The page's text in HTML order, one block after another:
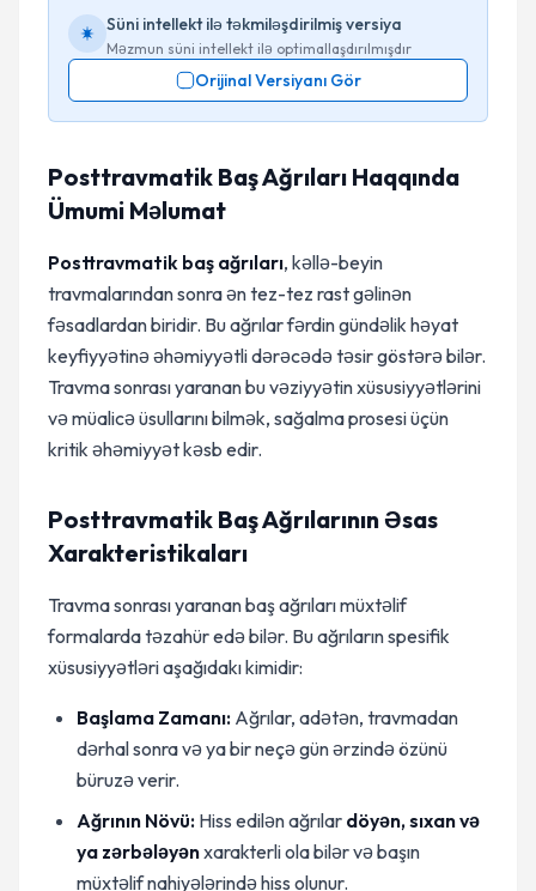
Süni intellekt ilə təkmiləşdirilmiş versiya
Məzmun süni intellekt ilə optimallaşdırılmışdır
Orijinal Versiyanı Gör
Posttravmatik Baş Ağrıları Haqqında
Ümumi Məlumat
Posttravmatik baş ağrıları, kəllə-beyin
travmalarından sonra ən tez-tez rast gəlinən
fəsadlardan biridir. Bu ağrılar fərdin gündəlik həyat
keyfiyyətinə əhəmiyyətli dərəcədə təsir göstərə bilər.
Travma sonrası yaranan bu vəziyyətin xüsusiyyətlərini
və müalicə üsullarını bilmək, sağalma prosesi üçün
kritik əhəmiyyət kəsb edir.
Posttravmatik Baş Ağrılarının Əsas
Xarakteristikaları
Travma sonrası yaranan baş ağrıları müxtəlif
formalarda təzahür edə bilər. Bu ağrıların spesifik
xüsusiyyətləri aşağıdakı kimidir:
Başlama Zamanı: Ağrılar, adətən, travmadan
dərhal sonra və ya bir neçə gün ərzində özünü
büruzə verir.
Ağrının Növü: Hiss edilən ağrılar döyən, sıxan və
ya zərbələyənxarakterli ola bilər və başın
müxtəlif nahiyələrində hiss olunur.